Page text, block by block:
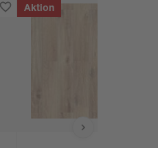
Aktion